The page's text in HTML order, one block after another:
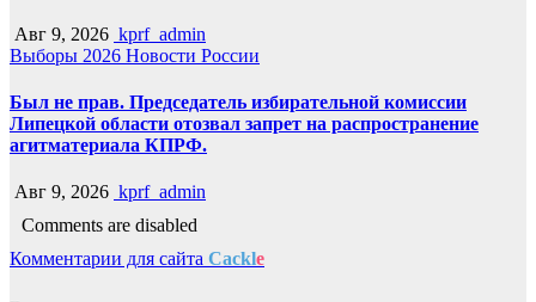
Авг 9, 2026 kprf_admin
Выборы 2026 Новости России
Был не прав. Председатель избирательной комиссии
Липецкой области отозвал запрет на распространение
агитматериала КПРФ.
Авг 9, 2026 kprf_admin
Comments are disabled
Комментарии для сайта Cackle